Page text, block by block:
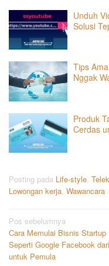
Unduh
Solusi
Tips
Nggak
Produk
Cerdas
Posting pada Life-style,
Lowongan kerja, Wawancara
Navigasi
pos
Pos sebelumnya
Cara Memulai Bisnis Startup
Seperti Google Facebook
untuk Pemula